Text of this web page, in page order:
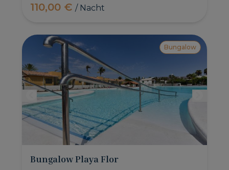
110,00 €/ Nacht
Bungalow
Bungalow Playa Flor